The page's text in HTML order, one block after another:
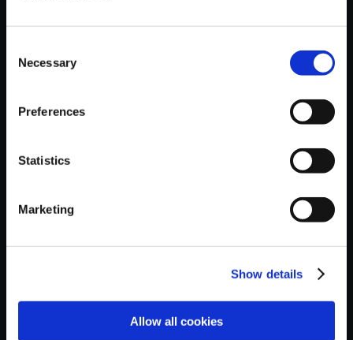
Selection
Necessary
Preferences
Statistics
Marketing
Show details
Allow all cookies
おすすめ商品
ン2 サウンド...
ン3 サウンド...
ン2 サウンド...